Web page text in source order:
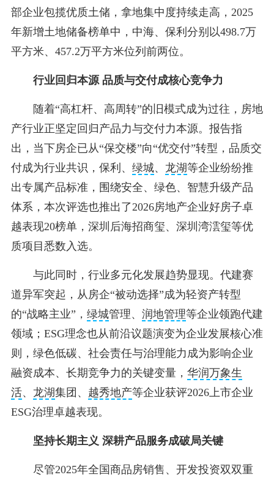
部企业包揽优质土储，拿地集中度持续走高，2025
年新增土地储备榜单中，中海、保利分别以498.7万
平方米、457.2万平方米位列前两位。
行业回归本源 品质与交付成核心竞争力
随着“高杠杆、高周转”的旧模式成为过往，房地
产行业正坚定回归产品力与交付力本源。报告指
出，当下房企已从“保交楼”向“优交付”转型，品质交
付成为行业共识，保利、 绿城、 龙湖等企业纷纷推
出专属产品标准，围绕安全、绿色、智慧升级产品
体系，本次评选也推出了2026房地产企业好房子卓
越表现20榜单，深圳后海招商玺、深圳湾澐玺等优
质项目悉数入选。
与此同时，行业多元化发展趋势显现。代建赛
道异军突起，从房企“被动选择”成为轻资产转型
的“战略主业”， 绿城管理、 润地管理等企业领跑代建
领域；ESG理念也从前沿议题演变为企业发展核心准
则，绿色低碳、社会责任与治理能力成为影响企业
融资成本、长期竞争力的关键变量， 华润万象生
活、 龙湖集团、 越秀地产等企业获评2026上市企业
ESG治理卓越表现。
坚持长期主义 深耕产品服务成破局关键
尽管2025年全国商品房销售、开发投资双双重